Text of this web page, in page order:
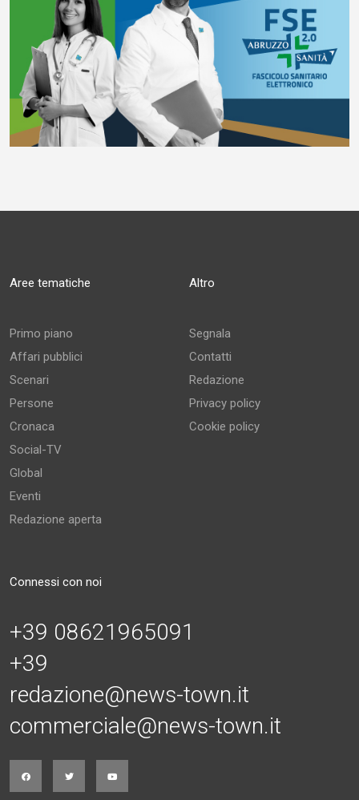
Aree tematiche
Primo piano
Affari pubblici
Scenari
Persone
Cronaca
Social-TV
Global
Eventi
Redazione aperta
Altro
Segnala
Contatti
Redazione
Privacy policy
Cookie policy
Connessi con noi
+39 08621965091
+39
redazione@news-town.it
commerciale@news-town.it